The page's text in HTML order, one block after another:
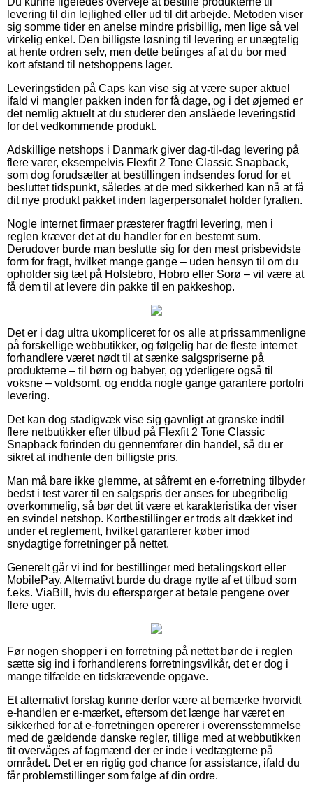
levering til din lejlighed eller ud til dit arbejde. Metoden viser
sig somme tider en anelse mindre prisbillig, men lige så vel
virkelig enkel. Den billigste løsning til levering er unægtelig
at hente ordren selv, men dette betinges af at du bor med
kort afstand til netshoppens lager.
Leveringstiden på Caps kan vise sig at være super aktuel
ifald vi mangler pakken inden for få dage, og i det øjemed er
det nemlig aktuelt at du studerer den anslåede leveringstid
for det vedkommende produkt.
Adskillige netshops i Danmark giver dag-til-dag levering på
flere varer, eksempelvis Flexfit 2 Tone Classic Snapback,
som dog forudsætter at bestillingen indsendes forud for et
besluttet tidspunkt, således at de med sikkerhed kan nå at få
dit nye produkt pakket inden lagerpersonalet holder fyraften.
Nogle internet firmaer præsterer fragtfri levering, men i
reglen kræver det at du handler for en bestemt sum.
Derudover burde man beslutte sig for den mest prisbevidste
form for fragt, hvilket mange gange – uden hensyn til om du
opholder sig tæt på Holstebro, Hobro eller Sorø – vil være at
få dem til at levere din pakke til en pakkeshop.
Det er i dag ultra ukompliceret for os alle at prissammenligne
på forskellige webbutikker, og følgelig har de fleste internet
forhandlere været nødt til at sænke salgspriserne på
produkterne – til børn og babyer, og yderligere også til
voksne – voldsomt, og endda nogle gange garantere portofri
levering.
Det kan dog stadigvæk vise sig gavnligt at granske indtil
flere netbutikker efter tilbud på Flexfit 2 Tone Classic
Snapback forinden du gennemfører din handel, så du er
sikret at indhente den billigste pris.
Man må bare ikke glemme, at såfremt en e-forretning tilbyder
bedst i test varer til en salgspris der anses for ubegribelig
overkommelig, så bør det tit være et karakteristika der viser
en svindel netshop. Kortbestillinger er trods alt dækket ind
under et reglement, hvilket garanterer køber imod
snydagtige forretninger på nettet.
Generelt går vi ind for bestillinger med betalingskort eller
MobilePay. Alternativt burde du drage nytte af et tilbud som
f.eks. ViaBill, hvis du efterspørger at betale pengene over
flere uger.
Før nogen shopper i en forretning på nettet bør de i reglen
sætte sig ind i forhandlerens forretningsvilkår, det er dog i
mange tilfælde en tidskrævende opgave.
Et alternativt forslag kunne derfor være at bemærke hvorvidt
e-handlen er e-mærket, eftersom det længe har været en
sikkerhed for at e-forretningen opererer i overensstemmelse
med de gældende danske regler, tillige med at webbutikken
tit overvåges af fagmænd der er inde i vedtægterne på
området. Det er en rigtig god chance for assistance, ifald du
får problemstillinger som følge af din ordre.